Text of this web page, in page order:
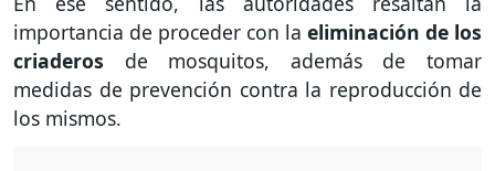
importancia de proceder con la eliminación de los
criaderos de mosquitos, además de tomar
medidas de prevención contra la reproducción de
los mismos.